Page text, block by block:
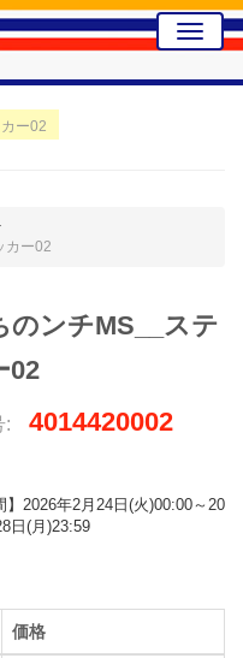
Toggle
ー02
カー02
のンチMS__ステ
02
: 4014420002
】2026年2月24日(火)00:00～20
日(月)23:59
価格